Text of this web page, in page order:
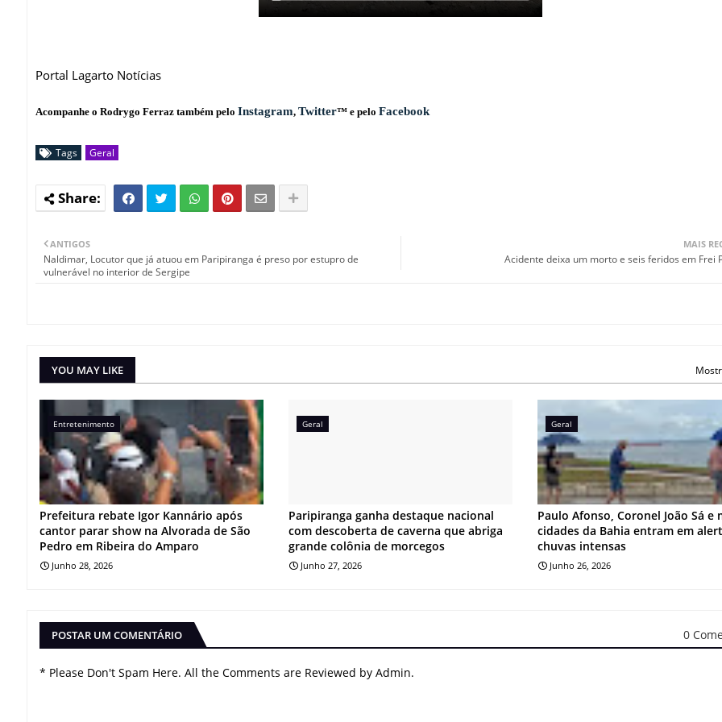
Portal Lagarto Notícias
Acompanhe o Rodrygo Ferraz também pelo Instagram, Twitter™ e pelo Facebook
Tags Geral
MAIS
Acidente deixa um morto e seis feridos em Frei
ANTIGOS
Naldimar, Locutor que já atuou em Paripiranga é preso por estupro de
vulnerável no interior de Sergipe
YOU MAY LIKE
Entretenimento
Prefeitura rebate Igor Kannário após
cantor parar show na Alvorada de São
Pedro em Ribeira do Amparo
Junho 28, 2026
Geral
Paripiranga ganha destaque nacional
com descoberta de caverna que abriga
grande colônia de morcegos
Junho 27, 2026
Geral
Paulo Afonso, Coronel João Sá e
cidades da Bahia entram em
chuvas intensas
Junho 26, 2026
POSTAR UM COMENTÁRIO 0
* Please Don't Spam Here. All the Comments are Reviewed by Admin.